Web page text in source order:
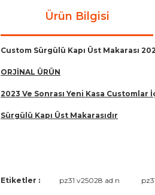
Ürün Bilgisi
Custom Sürgülü Kapı Üst Makarası
ORJİNAL ÜRÜN
2023 Ve Sonrası Yeni Kasa Customlar
Sürgülü Kapı Üst Makarasıdır
Bu ürünün fiyat bilgisi, resim, ürün
Etiketler : pz31 v25028 ad n